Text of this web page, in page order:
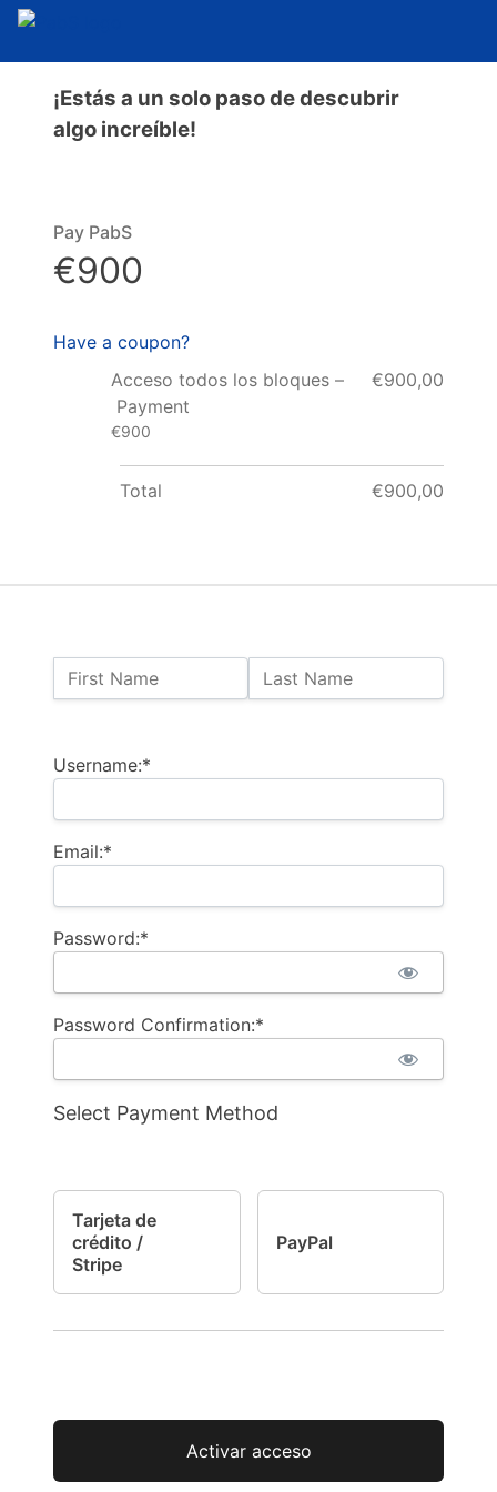
¡Estás a un solo paso de descubrir
algo increíble!
Name:
First Name Last Name
Username:*
Email:*
Password:*
Password Confirmation:*
Select Payment Method
Tarjeta de
crédito /
Stripe
PayPal
No val
Pay PabS
€900
Have a coupon?
Acceso todos los bloques –
Payment
€900
€900,00
Total €900,00